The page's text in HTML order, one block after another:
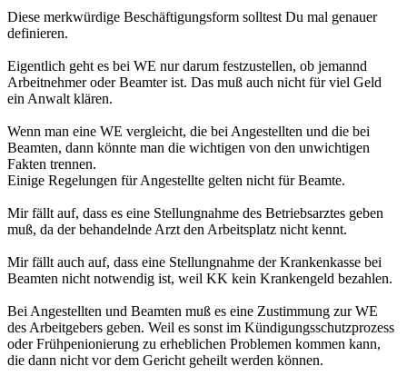
Diese merkwürdige Beschäftigungsform solltest Du mal genauer
definieren.
Eigentlich geht es bei WE nur darum festzustellen, ob jemannd
Arbeitnehmer oder Beamter ist. Das muß auch nicht für viel Geld
ein Anwalt klären.
Wenn man eine WE vergleicht, die bei Angestellten und die bei
Beamten, dann könnte man die wichtigen von den unwichtigen
Fakten trennen.
Einige Regelungen für Angestellte gelten nicht für Beamte.
Mir fällt auf, dass es eine Stellungnahme des Betriebsarztes geben
muß, da der behandelnde Arzt den Arbeitsplatz nicht kennt.
Mir fällt auch auf, dass eine Stellungnahme der Krankenkasse bei
Beamten nicht notwendig ist, weil KK kein Krankengeld bezahlen.
Bei Angestellten und Beamten muß es eine Zustimmung zur WE
des Arbeitgebers geben. Weil es sonst im Kündigungsschutzprozess
oder Frühpenionierung zu erheblichen Problemen kommen kann,
die dann nicht vor dem Gericht geheilt werden können.